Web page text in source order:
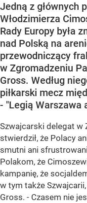
Jedną z głównych
Włodzimierza
Rady Europy była
nad Polską na
przewodniczący
w Zgromadzeniu
Gross. Według
piłkarski mecz
- "Legią Warszawa
Szwajcarski delegat w
stwierdził, że Polacy
smutni ani
Polakom, że
kampanię, że
w tym także
Gross. - Czasem nie